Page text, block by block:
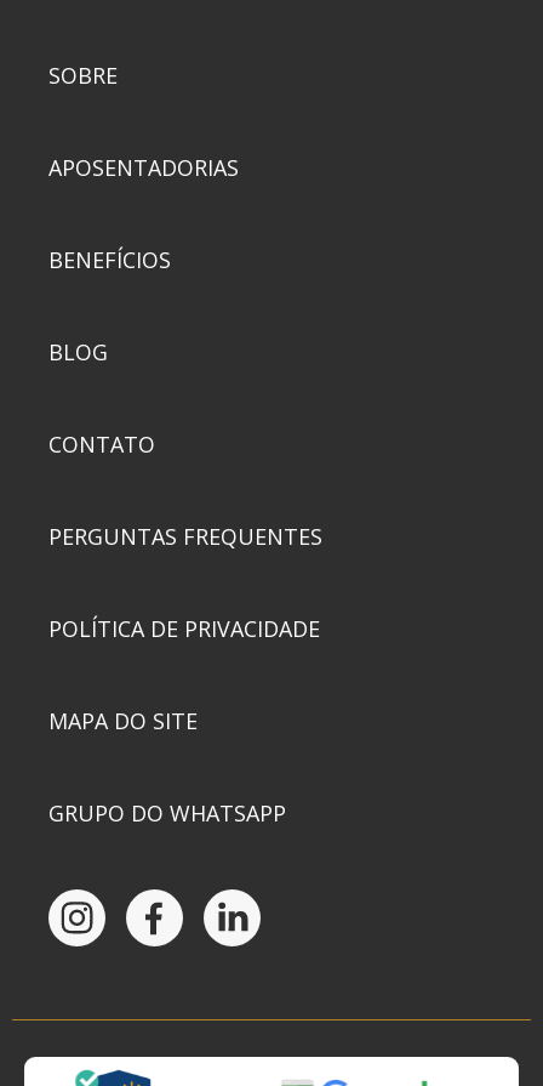
SOBRE
APOSENTADORIAS
BENEFÍCIOS
BLOG
CONTATO
PERGUNTAS FREQUENTES
POLÍTICA DE PRIVACIDADE
MAPA DO SITE
GRUPO DO WHATSAPP